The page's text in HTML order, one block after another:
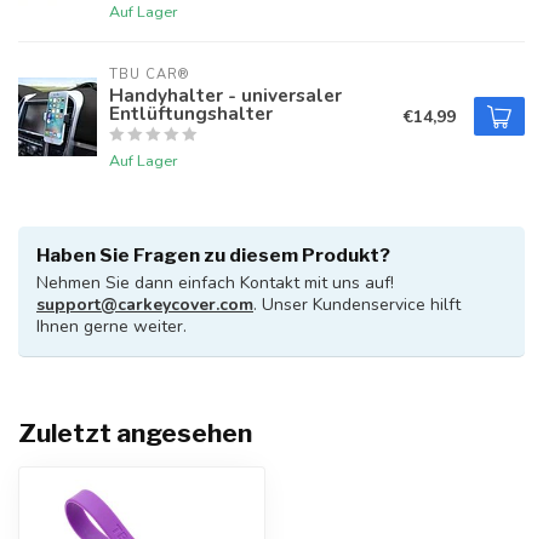
Auf Lager
TBU CAR®
Handyhalter - universaler
Entlüftungshalter
Auf Lager
€14,99
Haben Sie Fragen zu diesem Produkt?
Nehmen Sie dann einfach Kontakt mit uns auf!
support@carkeycover.com. Unser Kundenservice hilft
Ihnen gerne weiter.
Zuletzt angesehen